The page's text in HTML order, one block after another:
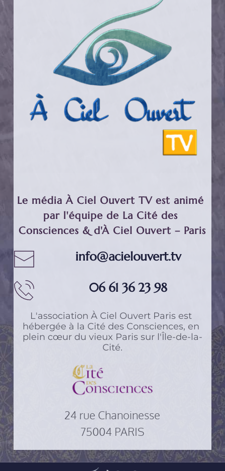
Le média À Ciel Ouvert TV est animé
par l'équipe de La Cité des
Consciences & d'À Ciel Ouvert – Paris
info@acielouvert.tv
06 61 36 23 98
L'association À Ciel Ouvert Paris est
hébergée à la Cité des Consciences, en
plein cœur du vieux Paris sur l'Île-de-la-
Cité.
24 rue Chanoinesse
75004 PARIS